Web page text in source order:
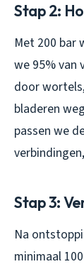
Stap 2:
Met 200 bar
we 95% van
door
bladeren
passen we
Stap 3:
Na
minimaal